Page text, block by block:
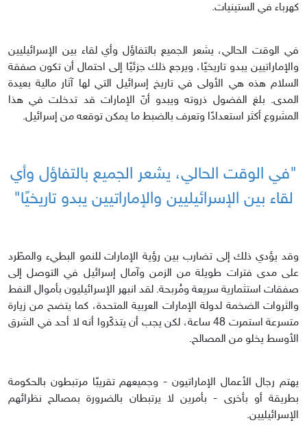
كهرباء في الستينيات.
في الوقت الحالي، يشعر الجميع بالتفاؤل وأي لقاء بين الإسرائيليين
والإماراتيين يبدو تاريخيًا، ويرجع ذلك جزئيًا إلى احتمال أن تكون صفقة
السلام هذه هي الأولى في تاريخ إسرائيل التي لها آثار مالية بعيدة
المدى. بلغ الفضول ذروته ويبدو أنّ الإمارات قد تدخلت في هذا
المشروع أكثر استعدادًا وتعرف بالضبط ما يمكن توقعه من إسرائيل.
"في الوقت الحالي، يشعر الجميع بالتفاؤل وأي
لقاء بين الإسرائيليين والإماراتيين يبدو تاريخيًا"
وقد يؤدي ذلك إلى تضارب بين رؤية الإمارات للنمو البطيء والمطّرد
على مدى فترات طويلة من الزمن وآمال إسرائيل في التوصل إلى
صفقات استثمارية سريعة ومُربحة. لقد انبهر الإسرائيليون بأموال النفط
والثروات الضخمة لدولة الإمارات العربية المتحدة، كما يتضح من زيارة
متسرعة استمرت 48 ساعة، لكن يجب أن يتذكّروا أنه لا أحد في الشرق
الأوسط يخلو من المصالح.
يهتم رجال الأعمال الإماراتيون - وجميعهم تقريبًا مرتبطون بالحكومة
بطريقة أو بأخرى - بأمرين لا يرتبطان بالضرورة بمصالح نظرائهم
الإسرائيليين.